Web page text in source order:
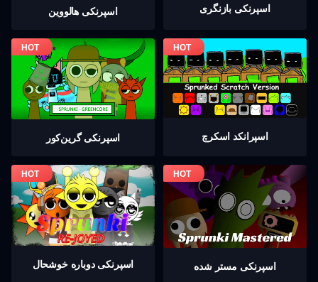
اسپرنکی هالووین اسپرنکی بازنگری
اسپرنکی گرين‌كور اسپرانکد اسکرچ
اسپرنکی دوباره خوشحال اسپرنکی مستر شده